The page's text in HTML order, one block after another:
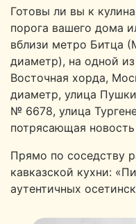
Готовы ли вы к
порога вашего дома
вблизи метро Битца
диаметр), на одной
Восточная хорда,
диаметр, улица
№ 6678, улица
потрясающая новость
Прямо по соседству
кавказской кухни:
аутентичных